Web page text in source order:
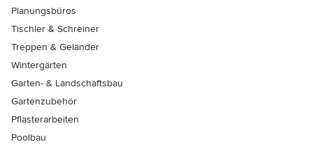
Planungsbüros
Tischler & Schreiner
Treppen & Geländer
Wintergärten
Garten- & Landschaftsbau
Gartenzubehör
Pflasterarbeiten
Poolbau